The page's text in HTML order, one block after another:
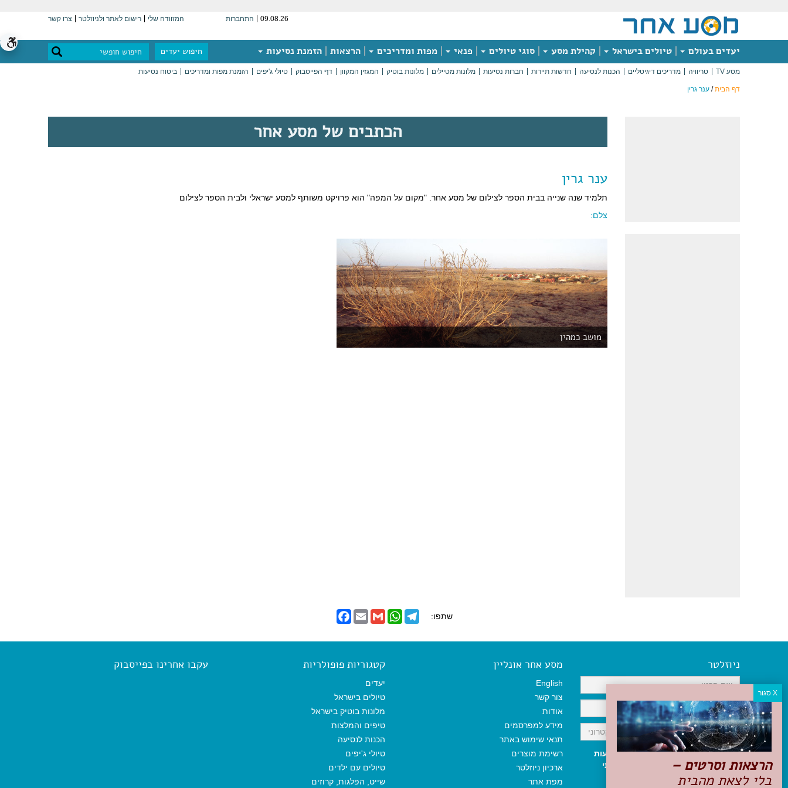
09.08.26 התחברות המזוודה שלי רישום לאתר ולניוזלטר צרו קשר
יעדים בעולם טיולים בישראל קהילת מסע סוגי טיולים פנאי מפות ומדריכים הרצאות הזמנת נסיעות חיפוש יעדים
מסע TV טריוויה מדריכים דיגיטליים הכנות לנסיעה חדשות תיירות חברות נסיעות מלונות מטיילים מלונות בוטיק המגזין המקוון דף הפייסבוק טיולי ג'יפים הזמנת מפות ומדריכים ביטוח נסיעות
דף הבית/ ענר גרין
הכתבים של מסע אחר
ענר גרין
תלמיד שנה שנייה בבית הספר לצילום של מסע אחר. "מקום על המפה" הוא פרויקט משותף למסע ישראלי ולבית הספר לצילום
צלם:
מושב כמהין
שתפו:
F
a
e
o
o
E
m
i
G
m
i
W
h
t
T
e
e
ניוזלטר
אני מאשר/ת קבלת ניוזלטר והודעות
שיווקיות, ומאשר/ת כי קראתי והסכמתי
לתקנון האתר ולמדיניות הפרטיות
מסע אחר אונליין
English
צור קשר
אודות
מידע למפרסמים
תנאי שימוש באתר
רשימת מוצרים
ארכיון ניוזלטר
מפת אתר
קטגוריות פופולריות
יעדים
טיולים בישראל
מלונות בוטיק בישראל
טיפים והמלצות
הכנות לנסיעה
טיולי ג'יפים
טיולים עם ילדים
שייט, הפלגות, קרוזים
עקבו אחרינו בפייסבוק
הרצאות וסרטים –
בלי לצאת מהבית